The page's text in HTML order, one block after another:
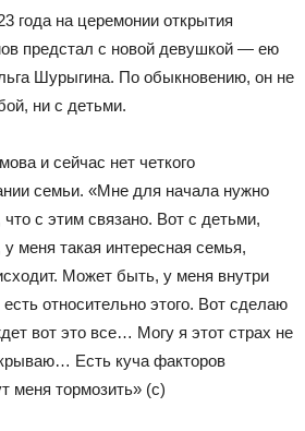
года на церемонии открытия
предстал с новой девушкой — ею
Шурыгина. По обыкновению, он не
ни с детьми.
и сейчас нет четкого
семьи. «Мне для начала нужно
что с этим связано. Вот с детьми,
меня такая интересная семья,
Может быть, у меня внутри
относительно этого. Вот сделаю
вот это все… Могу я этот страх не
Есть куча факторов
меня тормозить» (с)